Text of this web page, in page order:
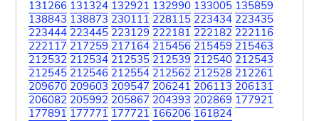
131266 131324 132921 132990 133005 135859
138843 138873 230111 228115 223434 223435
223444 223445 223129 222181 222182 222116
222117 217259 217164 215456 215459 215463
212532 212534 212535 212539 212540 212543
212545 212546 212554 212562 212528 212261
209670 209603 209547 206241 206113 206131
206082 205992 205867 204393 202869 177921
177891 177771 177721 166206 161824